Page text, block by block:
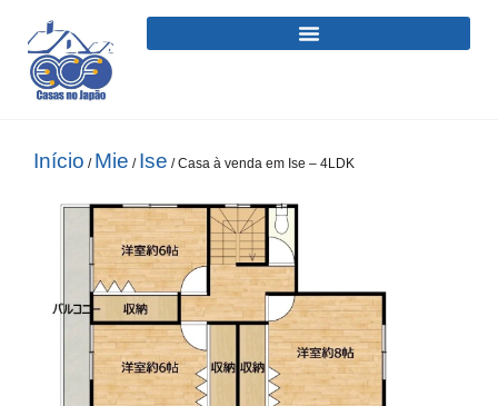
Início / Mie / Ise / Casa à venda em Ise – 4LDK